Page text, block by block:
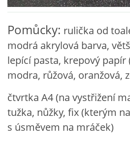
VÝTVARNÉ POMŮCKY
VÝTVARNÉ AKTIVITY - JARO
VÝTVARNÉ AKTIVITY - PODZIM
Pomůcky: rulička od
modrá akrylová barva,
lepící pasta, krepový papír
modra, růžová, oranžová,
čtvrtka A4 (na vystřižení
tužka, nůžky, fix (kterým
s úsměvem na mráček)